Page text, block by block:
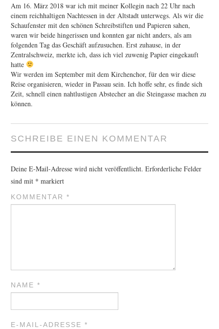
Am 16. März 2018 war ich mit meiner Kollegin nach 22 Uhr nach
einem reichhaltigen Nachtessen in der Altstadt unterwegs. Als wir die
Schaufenster mit den schönen Schreibstiften und Papieren sahen,
waren wir beide hingerissen und konnten gar nicht anders, als am
folgenden Tag das Geschäft aufzusuchen. Erst zuhause, in der
Zentralschweiz, merkte ich, dass ich viel zuwenig Papier eingekauft
hatte
Wir werden im September mit dem Kirchenchor, für den wir diese
Reise organisieren, wieder in Passau sein. Ich hoffe sehr, es finde sich
Zeit, schnell einen nahtlustigen Abstecher an die Steingasse machen zu
können.
SCHREIBE EINEN KOMMENTAR
Deine E-Mail-Adresse wird nicht veröffentlicht. Erforderliche Felder
sind mit * markiert
KOMMENTAR*
NAME*
E-MAIL-ADRESSE*